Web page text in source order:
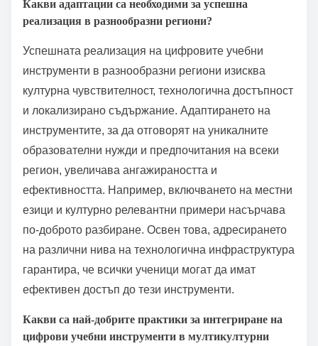
Какви адаптации са необходими за успешна
реализация в разнообразни региони?
Успешната реализация на цифровите учебни
инструменти в разнообразни региони изисква
културна чувствителност, технологична достъпност
и локализирано съдържание. Адаптирането на
инструментите, за да отговорят на уникалните
образователни нужди и предпочитания на всеки
регион, увеличава ангажираността и
ефективността. Например, включването на местни
езици и културно релевантни примери насърчава
по-доброто разбиране. Освен това, адресирането
на различни нива на технологична инфраструктура
гарантира, че всички ученици могат да имат
ефективен достъп до тези инструменти.
Какви са най-добрите практики за интегриране на
цифрови учебни инструменти в мултикултурни